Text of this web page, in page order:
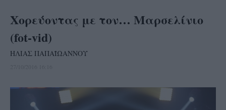
Χορεύοντας με τον… Μαρσελίνιο
(fot-vid)
ΗΛΙΑΣ ΠΑΠΑΪΩΑΝΝΟΥ